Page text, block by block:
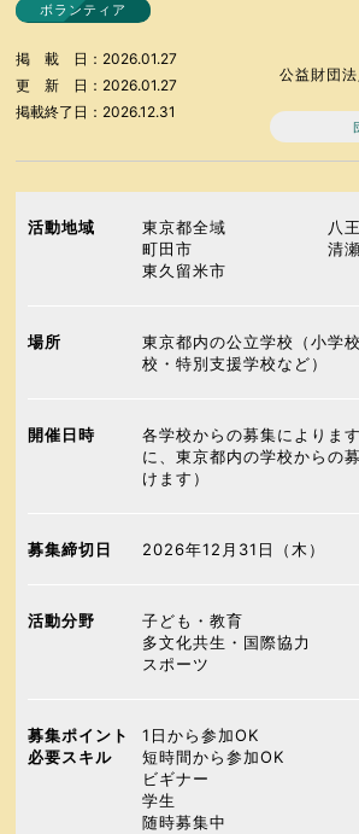
ボランティア
掲載日
2026.01.27
更新日
2026.01.27
掲載終了日
2026.12.31
公益財団
活動地域 東京都全域
八
町田市
清
東久留米市
場所
東京都内の公立学校（小学
校・特別支援学校など）
開催日時
各学校からの募集によりま
に、東京都内の学校からの
けます）
募集締切日 2026年12月31日（木）
活動分野
子ども・教育
多文化共生・国際協力
スポーツ
募集ポイント
必要スキル
1日から参加OK
短時間から参加OK
ビギナー
学生
随時募集中